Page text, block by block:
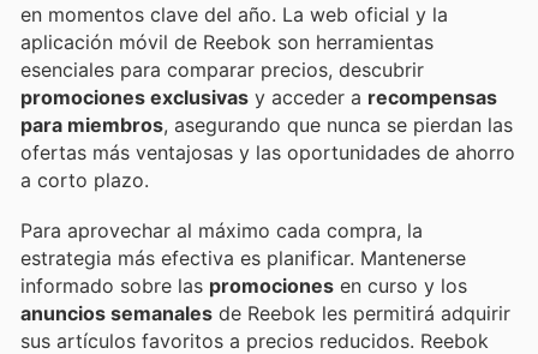
en momentos clave del año. La web oficial y la
aplicación móvil de Reebok son herramientas
esenciales para comparar precios, descubrir
promociones exclusivas y acceder a recompensas
para miembros, asegurando que nunca se pierdan las
ofertas más ventajosas y las oportunidades de ahorro
a corto plazo.
Para aprovechar al máximo cada compra, la
estrategia más efectiva es planificar. Mantenerse
informado sobre las promociones en curso y los
anuncios semanales de Reebok les permitirá adquirir
sus artículos favoritos a precios reducidos. Reebok